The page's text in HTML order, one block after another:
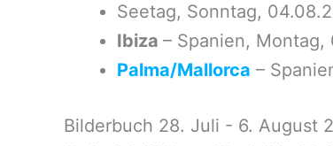
Seetag, Sonntag,
Ibiza – Spanien,
Palma/Mallorca –
Bilderbuch 28. Juli - 6. August